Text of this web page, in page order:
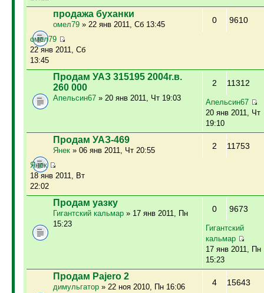
продажа буханки
омел79» 22 янв 2011, Сб 13:45 0 9610
омел79
22 янв 2011, Сб
13:45
Продам УАЗ 315195 2004г.в.
260 000
Апельсин67» 20 янв 2011, Чт 19:03
2 11312
Апельсин67
20 янв 2011, Чт
19:10
Продам УАЗ-469
Янек» 06 янв 2011, Чт 20:55 2 11753
Янек
18 янв 2011, Вт
22:02
Продам уазку
Гигантский кальмар» 17 янв 2011, Пн
15:23
0 9673
Гигантский
кальмар
17 янв 2011, Пн
15:23
Продам Pajero 2
димульгатор» 22 ноя 2010, Пн 16:06 4 15643